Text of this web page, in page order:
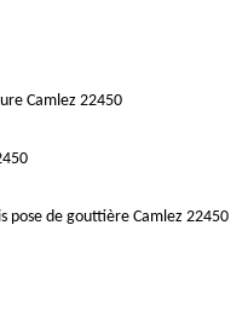
Camlez 22450
pose de gouttière Camlez 22450